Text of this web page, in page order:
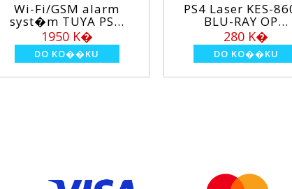
alarm
PS...
PS4 Laser KES-860A,
BLU-RAY OP...